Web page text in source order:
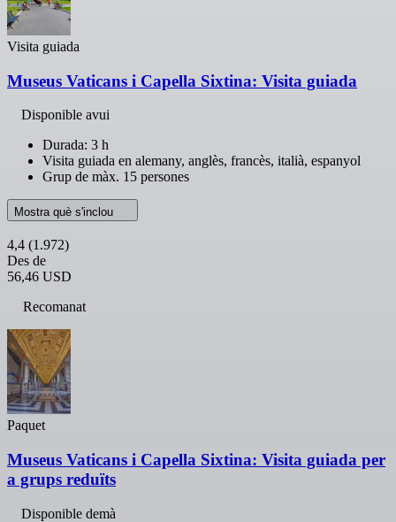
Visita guiada
Museus Vaticans i Capella Sixtina: Visita guiada
Disponible avui
Durada: 3 h
Visita guiada en alemany, anglès, francès, italià, espanyol
Grup de màx. 15 persones
Mostra què s'inclou
4,4 (1.972)
Des de
56,46 USD
Recomanat
Paquet
Museus Vaticans i Capella Sixtina: Visita guiada per
a grups reduïts
Disponible demà